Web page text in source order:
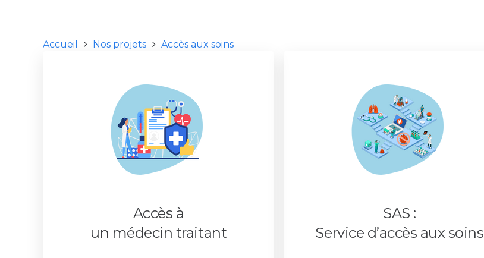
Accueil Nos projets Accès aux soins
Accès à
un médecin traitant
SAS :
Service d’accès aux soins